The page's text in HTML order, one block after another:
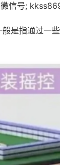
信号;
是指通过一